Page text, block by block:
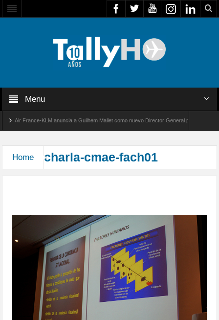
Menu
Air France-KLM anuncia a Guilhem Mallet como nuevo Director General para América
Home charla-cmae-fach01